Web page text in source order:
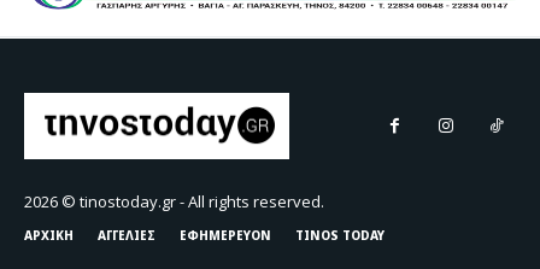
2026 © tinostoday.gr - All rights reserved.
ΑΡΧΙΚΗ ΑΓΓΕΛΙΕΣ ΕΦΗΜΕΡΕΥΟΝ TINOS TODAY